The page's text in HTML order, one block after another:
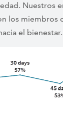
Nuestros
los miembros
el bienestar.